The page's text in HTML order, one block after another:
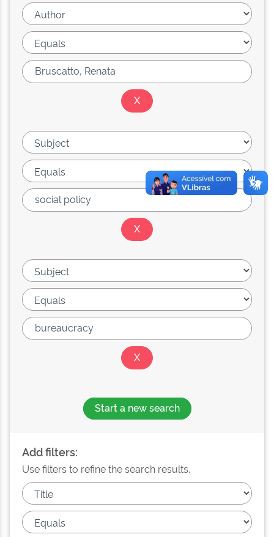
Start a new search
Add filters:
Use filters to refine the search results.